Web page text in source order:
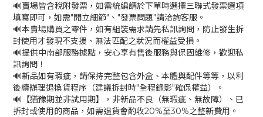
🔊賣場皆含稅附發票，如需統編請於下單時選擇三聯式發票選項
填寫即可，如需"開立細節"、"發票問題"請洽詢客服。
🔊本賣場購買之零件，如有組裝需求請先私訊詢問，防止發生拆
封使用才發現不支援、無法匹配之狀況而權益受損。
🔊提供中南部服務據點，安心享有售後服務與保固維修，歡迎私
訊詢問！
🔊新品如有瑕疵，請保持完整包含外盒、本體與配件等等，以利
後續辦理退換貨程序（建議拆封時"全程錄影"確保權益）。
🔊【猶豫期並非試用期】，非新品不良（無瑕疵、無故障）、已
拆封或使用的商品，如需退貨會酌收20%至30%之整新費用。